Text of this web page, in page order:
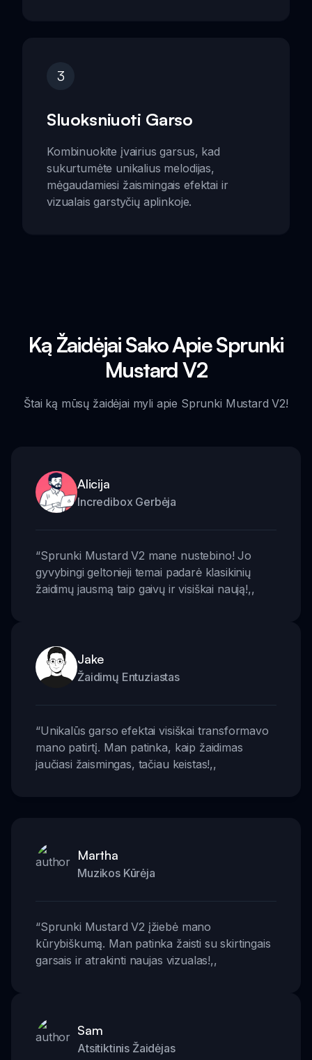
3
Sluoksniuoti Garso
Kombinuokite įvairius garsus, kad
sukurtumėte unikalius melodijas,
mėgaudamiesi žaismingais efektai ir
vizualais garstyčių aplinkoje.
Ką Žaidėjai Sako Apie Sprunki
Mustard V2
Štai ką mūsų žaidėjai myli apie Sprunki Mustard V2!
Alicija
Incredibox Gerbėja
“Sprunki Mustard V2 mane nustebino! Jo
gyvybingi geltonieji temai padarė klasikinių
žaidimų jausmą taip gaivų ir visiškai naują!,,
Jake
Žaidimų Entuziastas
“Unikalūs garso efektai visiškai transformavo
mano patirtį. Man patinka, kaip žaidimas
jaučiasi žaismingas, tačiau keistas!,,
Martha
Muzikos Kūrėja
“Sprunki Mustard V2 įžiebė mano
kūrybiškumą. Man patinka žaisti su skirtingais
garsais ir atrakinti naujas vizualas!,,
Sam
Atsitiktinis Žaidėjas